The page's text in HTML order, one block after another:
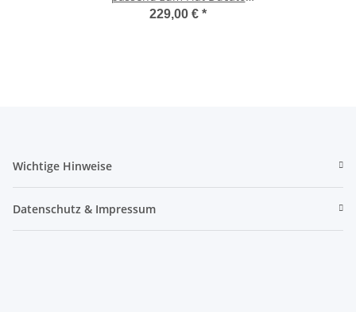
2006-2014 inkl.Tasche
229,00 € *
Wichtige Hinweise
Datenschutz & Impressum